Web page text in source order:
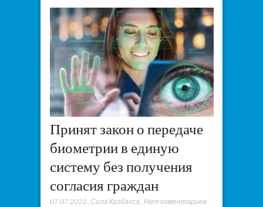
Принят закон о передаче
биометрии в единую
систему без получения
согласия граждан
07.07.2022, Сила Кузбасса , Нет коментариев